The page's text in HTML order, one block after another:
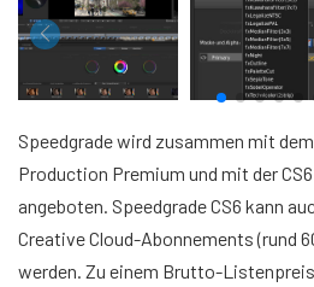
Speedgrade wird zusammen mit
Production Premium und mit der
angeboten. Speedgrade CS6 kann
Creative Cloud-Abonnements (rund
werden. Zu einem Brutto-